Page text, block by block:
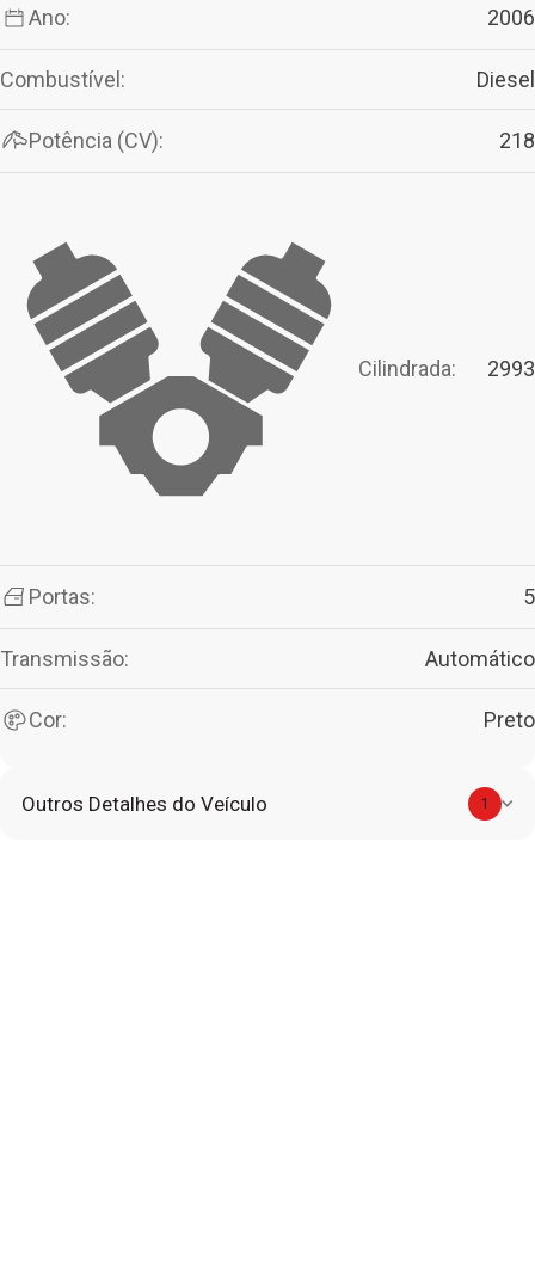
Ano: 2006
Combustível: Diesel
Potência (CV): 218
Cilindrada: 2993
Portas: 5
Transmissão: Automático
Cor: Preto
Outros Detalhes do Veículo 1